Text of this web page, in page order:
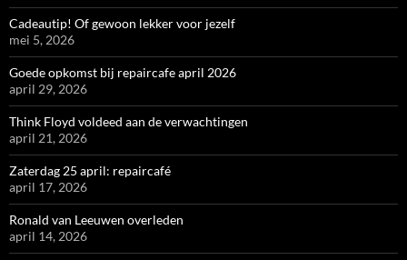
Cadeautip! Of gewoon lekker voor jezelf
mei 5, 2026
Goede opkomst bij repaircafe april 2026
april 29, 2026
Think Floyd voldeed aan de verwachtingen
april 21, 2026
Zaterdag 25 april: repaircafé
april 17, 2026
Ronald van Leeuwen overleden
april 14, 2026